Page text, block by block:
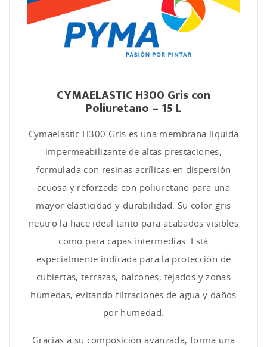
CYMAELASTIC H300 Gris con
Poliuretano – 15 L
Cymaelastic H300 Gris es una membrana líquida
impermeabilizante de altas prestaciones,
formulada con resinas acrílicas en dispersión
acuosa y reforzada con poliuretano para una
mayor elasticidad y durabilidad. Su color gris
neutro la hace ideal tanto para acabados visibles
como para capas intermedias. Está
especialmente indicada para la protección de
cubiertas, terrazas, balcones, tejados y zonas
húmedas, evitando filtraciones de agua y daños
por humedad.
Gracias a su composición avanzada, forma una